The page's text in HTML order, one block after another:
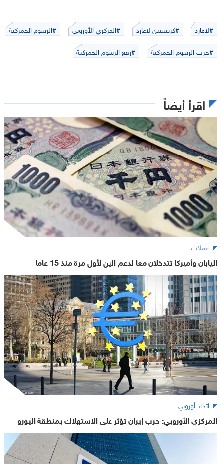
#لاغارد #كريستين لاغارد #المركزي الأوروبي
#الرسوم الجمركية
#حرب الرسوم الجمركية
#رفع الرسوم الجمركية
اقرأ أيضاً
عملات
اليابان وأميركا تتدخلان معا لدعم الين لأول مرة منذ 15 عاما
اتحاد أوروبي
المركزي الأوروبي: حرب إيران تؤثر على الاستهلاك بمنطقة اليورو